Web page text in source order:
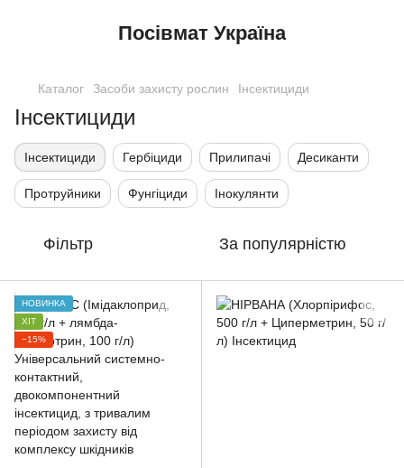
Посівмат Україна
Каталог Засоби захисту рослин Інсектициди
Інсектициди
Інсектициди Гербіциди Прилипачі Десиканти
Протруйники Фунгіциди Інокулянти
Фільтр За популярністю
НОВИНКА
ХІТ
−15%